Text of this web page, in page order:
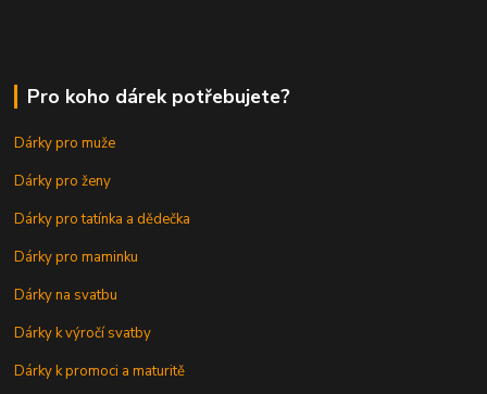
Pro koho dárek potřebujete?
Dárky pro muže
Dárky pro ženy
Dárky pro tatínka a dědečka
Dárky pro maminku
Dárky na svatbu
Dárky k výročí svatby
Dárky k promoci a maturitě